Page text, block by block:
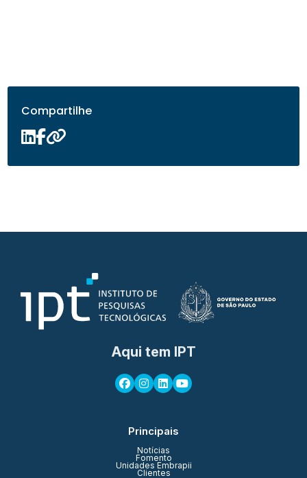
Compartilhe
Aqui tem IPT
Principais
Notícias
Fomento
Unidades Embrapii
Clientes